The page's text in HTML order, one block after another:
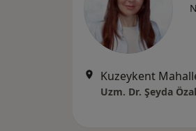
Uzm. Dr. Şeyda